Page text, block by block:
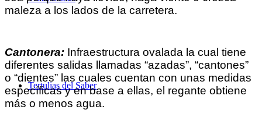
Tertulias del Saber
maleza a los lados de la carretera.
Cantonera: Infraestructura ovalada la cual tiene
diferentes salidas llamadas “azadas”, “cantones”
o “dientes” las cuales cuentan con unas medidas
específicas y en base a ellas, el regante obtiene
más o menos agua.